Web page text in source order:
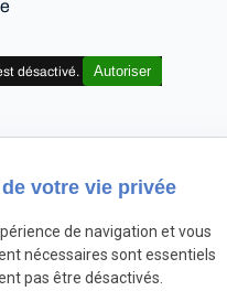
désactivé. Autoriser
votre vie privée
de navigation et vous
nécessaires sont essentiels
pas être désactivés.